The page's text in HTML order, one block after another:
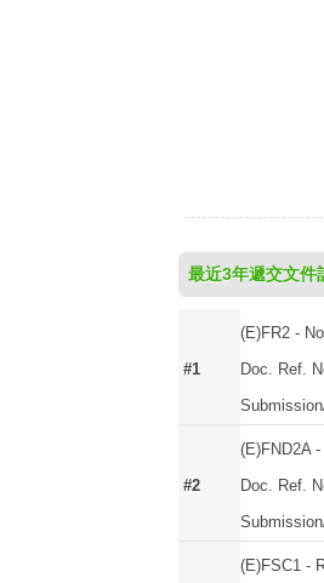
最近3年遞交文件
#1
(E)FR2 -
Doc. Ref.
#2
(E)FND2A
Doc. Ref.
(E)FSC1 -